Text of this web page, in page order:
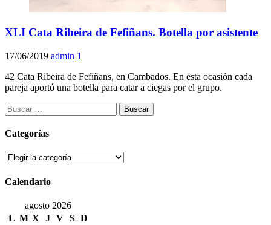
XLI Cata Ribeira de Fefiñans. Botella por asistente
17/06/2019 admin 1
42 Cata Ribeira de Fefiñans, en Cambados. En esta ocasión cada
pareja aportó una botella para catar a ciegas por el grupo.
Buscar:
Categorías
Categorías
Calendario
agosto 2026
L M X J V S D